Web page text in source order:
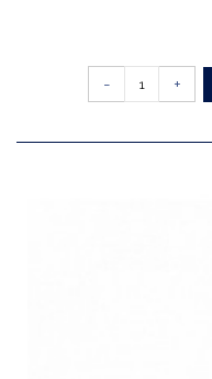
- +